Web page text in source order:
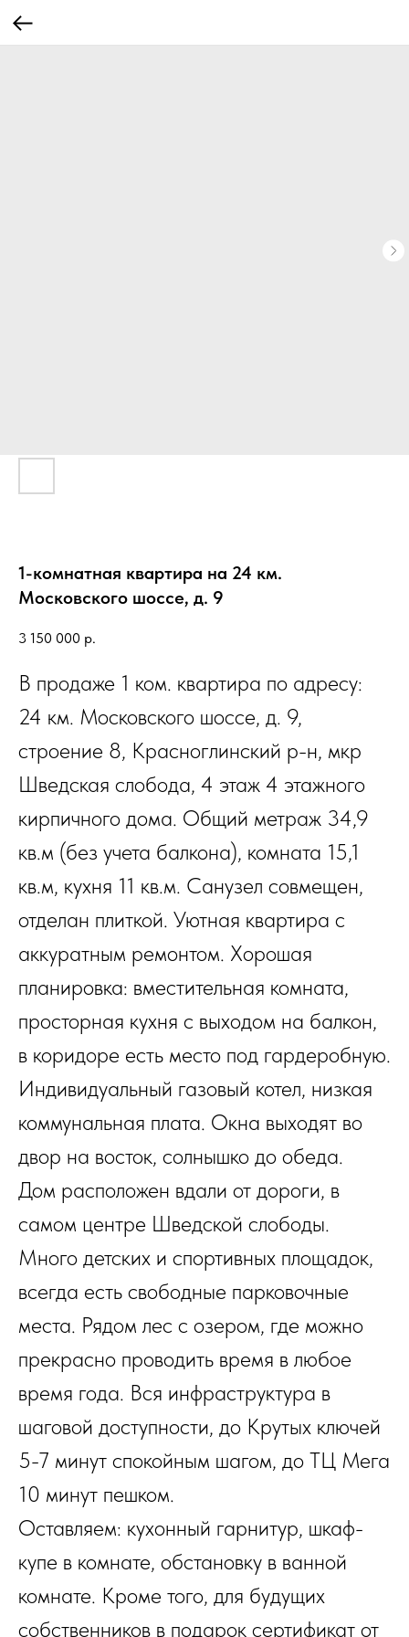
1-комнатная квартира на 24 км.
Московского шоссе, д. 9
3 150 000 р.
В продаже 1 ком. квартира по адресу:
24 км. Московского шоссе, д. 9,
строение 8, Красноглинский р-н, мкр
Шведская слобода, 4 этаж 4 этажного
кирпичного дома. Общий метраж 34,9
кв.м (без учета балкона), комната 15,1
кв.м, кухня 11 кв.м. Санузел совмещен,
отделан плиткой. Уютная квартира с
аккуратным ремонтом. Хорошая
планировка: вместительная комната,
просторная кухня с выходом на балкон,
в коридоре есть место под гардеробную.
Индивидуальный газовый котел, низкая
коммунальная плата. Окна выходят во
двор на восток, солнышко до обеда.
Дом расположен вдали от дороги, в
самом центре Шведской слободы.
Много детских и спортивных площадок,
всегда есть свободные парковочные
места. Рядом лес с озером, где можно
прекрасно проводить время в любое
время года. Вся инфраструктура в
шаговой доступности, до Крутых ключей
5-7 минут спокойным шагом, до ТЦ Мега
10 минут пешком.
Оставляем: кухонный гарнитур, шкаф-
купе в комнате, обстановку в ванной
комнате. Кроме того, для будущих
собственников в подарок сертификат от